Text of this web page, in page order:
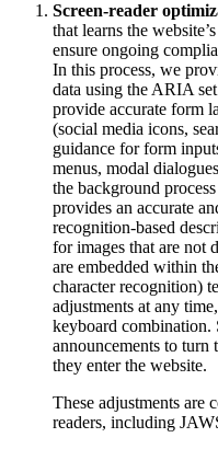
Screen-reader
that learns the
ensure ongoing
In this process, we
data using the ARIA
provide accurate form
(social media icons,
guidance for form
menus, modal
the background
provides an accurate
recognition-based
for images that are not
are embedded within
character recognition)
adjustments at any
keyboard combination.
announcements to turn
they enter the website.
These adjustments are
readers, including